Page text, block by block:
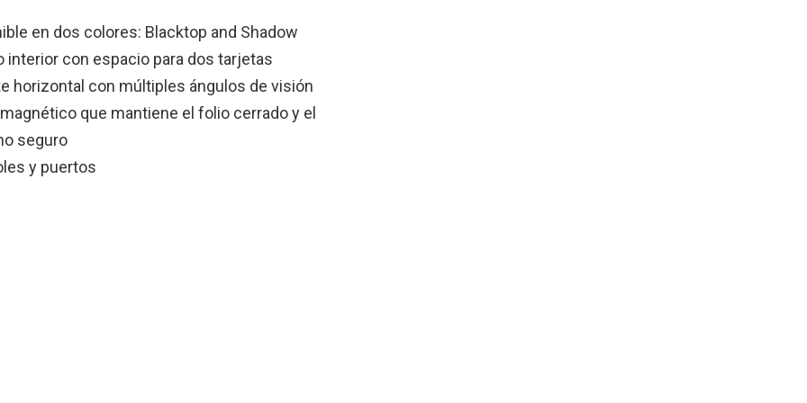
en dos colores: Blacktop and Shadow
interior con espacio para dos tarjetas
horizontal con múltiples ángulos de visión
que mantiene el folio cerrado y el
seguro
y puertos